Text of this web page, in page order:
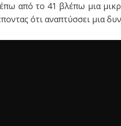
από το 41 βλέπω μια
ότι αναπτύσσει μια